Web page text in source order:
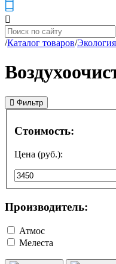
/Каталог товаров/
Фильтр
Стоимость:
Цена (руб.):
Производитель:
Атмос
Мелеста